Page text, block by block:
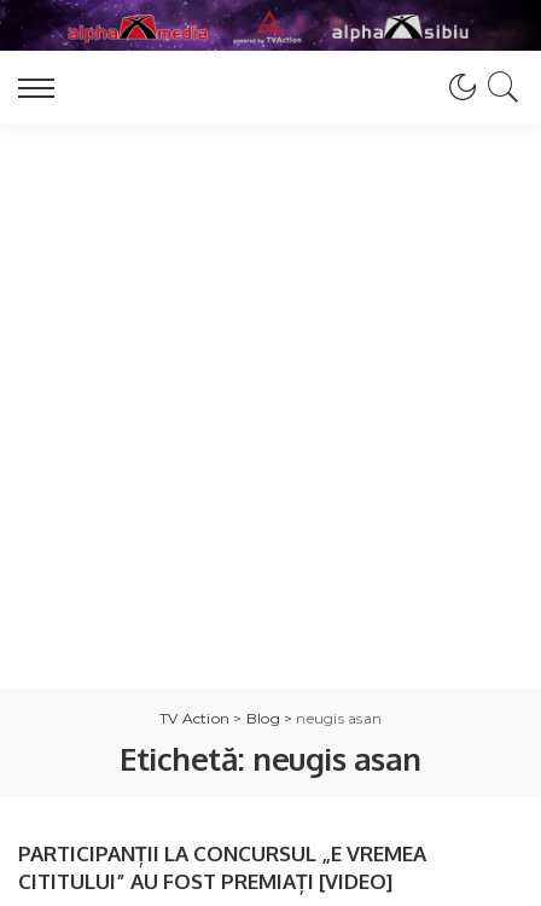
TV Action > Blog > neugis asan
Etichetă: neugis asan
PARTICIPANȚII LA CONCURSUL „E VREMEA
CITITULUI” AU FOST PREMIAȚI [VIDEO]